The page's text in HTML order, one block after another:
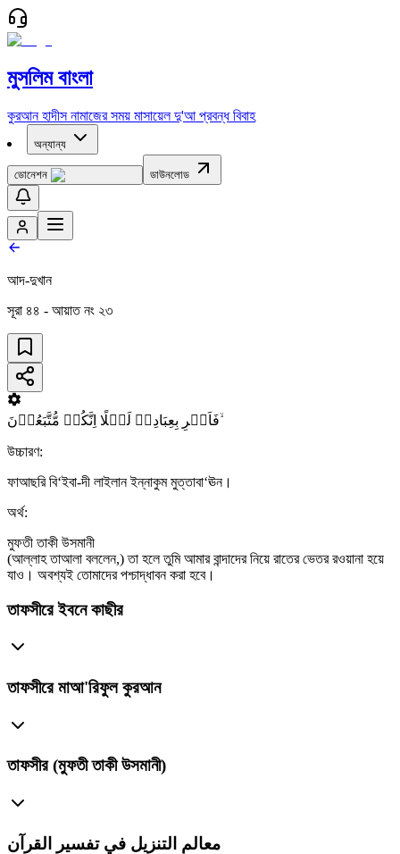
মুসলিম বাংলা
কুরআন হাদীস নামাজের সময় মাসায়েল দু'আ প্রবন্ধ বিবাহ
অন্যান্য
ডোনেশন ডাউনলোড
আদ-দুখান
সূরা ৪৪ - আয়াত নং ২৩
فَاَسۡرِ بِعِبَادِیۡ لَیۡلًا اِنَّکُمۡ مُّتَّبَعُوۡنَ ۙ
উচ্চারণ:
ফাআছরি বি‘ইবা-দী লাইলান ইন্নাকুম মুত্তাবা‘ঊন।
অর্থ:
মুফতী তাকী উসমানী
(আল্লাহ তাআলা বললেন,) তা হলে তুমি আমার বান্দাদের নিয়ে রাতের ভেতর রওয়ানা হয়ে
যাও। অবশ্যই তোমাদের পশ্চাদ্ধাবন করা হবে।
তাফসীরে ইবনে কাছীর
তাফসীরে মাআ'রিফুল কুরআন
তাফসীর (মুফতী তাকী উসমানী)
معالم التنزيل في تفسير القرآن